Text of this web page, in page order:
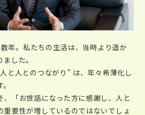
年。私たちの生活は、当時より遥か
した。
と人とのつながり” は、年々希薄化し
、「お世話になった方に感謝し、人と
重要性が増しているのではないでしょ